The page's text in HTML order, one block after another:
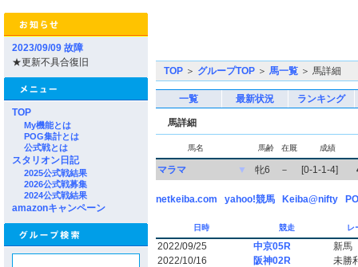
2023/09/09 故障
★更新不具合復旧
TOP
My機能とは
POG集計とは
公式戦とは
スタリオン日記
2025公式戦結果
2026公式戦募集
2024公式戦結果
amazonキャンペーン
TOP ＞ グループTOP ＞ 馬一覧 ＞ 馬詳細
一覧 最新状況 ランキング
馬詳細
馬名 馬齢 在厩 成績
マラマ ▼ 牝6 － [0-1-1-4]
netkeiba.com yahoo!競馬 Keiba@nifty
日時 競走 レ
2022/09/25 中京05R
新馬
2022/10/16
阪神02R
未勝